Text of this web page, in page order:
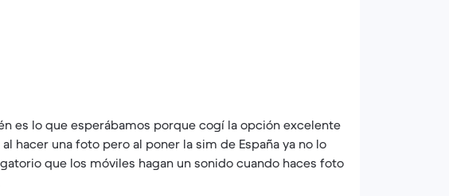
es lo que esperábamos porque cogí la opción excelente
hacer una foto pero al poner la sim de España ya no lo
los móviles hagan un sonido cuando haces foto